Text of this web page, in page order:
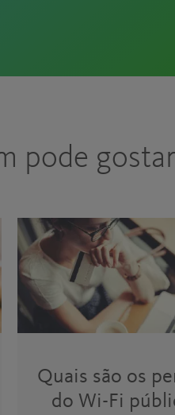
pode gostar
Quais são os
do Wi-Fi